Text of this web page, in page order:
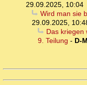
29.09.2025, 10:04
Wird man sie
29.09.2025,
Das kriegen
9. Teilung - D-